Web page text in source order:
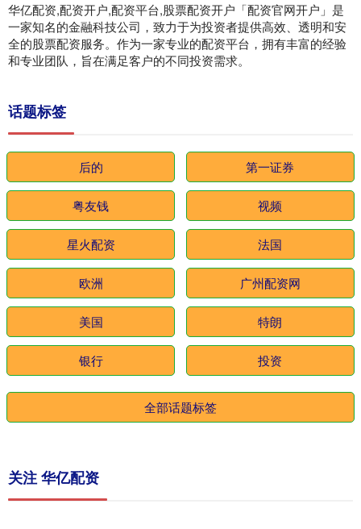
华亿配资,配资开户,配资平台,股票配资开户「配资官网开户」是
一家知名的金融科技公司，致力于为投资者提供高效、透明和安
全的股票配资服务。作为一家专业的配资平台，拥有丰富的经验
和专业团队，旨在满足客户的不同投资需求。
话题标签
后的 第一证券
粤友钱 视频
星火配资 法国
欧洲 广州配资网
美国 特朗
银行 投资
全部话题标签
关注 华亿配资